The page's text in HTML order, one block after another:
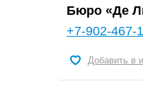
Бюро «Де
+7-902-467-
Добавить в